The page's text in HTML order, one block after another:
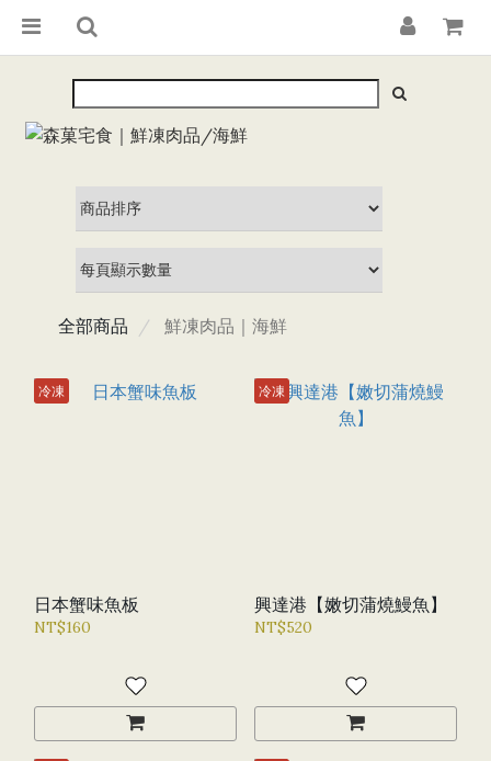
全部商品 鮮凍肉品｜海鮮
冷凍
日本蟹味魚板
NT$160
冷凍
興達港【嫩切蒲燒鰻魚】
NT$520